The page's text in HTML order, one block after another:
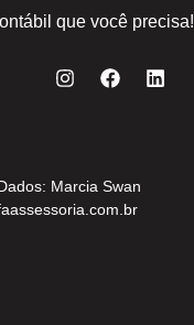
que você precisa!
Marcia Swan